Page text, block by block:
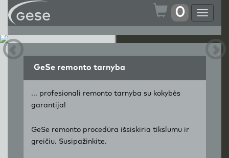
Toggle
0
GeSe remonto tarnyba
... profesionali remonto tarnyba su kokybės
garantija!
GeSe remonto procedūra išsiskiria tikslumu ir
greičiu. Susipažinkite.